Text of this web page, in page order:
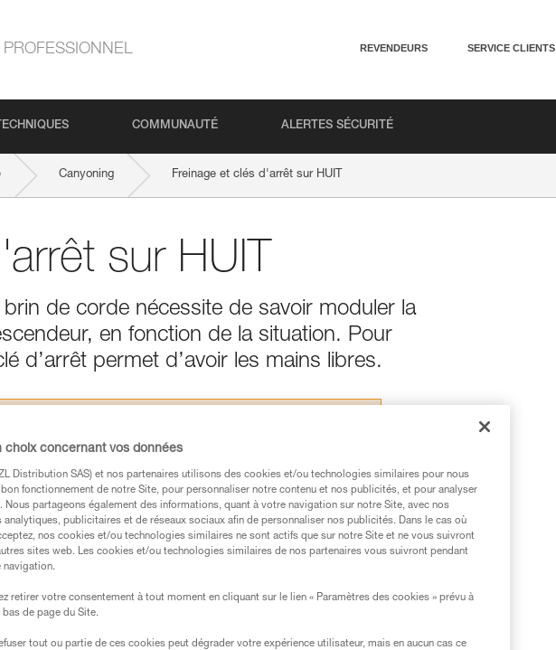
PROFESSIONNEL REVENDEURS SERVICE CLIENTS
COMMUNAUTÉ ALERTES SÉCURITÉ
Canyoning Freinage et clés d'arrêt sur HUIT
sur HUIT
de corde nécessite de savoir moduler la
en fonction de la situation. Pour
d’arrêt permet d’avoir les mains libres.
des produits utilisés dans ce conseil avant de le
de la notice technique pour pouvoir
et un entraînement spécifique. Validez avec
seul, en toute sécurité, avant de la
liées à votre activité. Il peut en exister d’autres que
choix concernant vos données
Distribution SAS) et nos partenaires utilisons des cookies et/ou technologies similaires pour nous
fonctionnement de notre Site, pour personnaliser notre contenu et nos publicités, et pour analyser
Nous partageons également des informations, quant à votre navigation sur notre Site, avec nos
analytiques, publicitaires et de réseaux sociaux afin de personnaliser nos publicités. Dans le cas où
nos cookies et/ou technologies similaires ne sont actifs que sur notre Site et ne vous suivront
sites web. Les cookies et/ou technologies similaires de nos partenaires vous suivront pendant
navigation.
retirer votre consentement à tout moment en cliquant sur le lien « Paramètres des cookies » prévu à
bas de page du Site.
tout ou partie de ces cookies peut dégrader votre expérience utilisateur, mais en aucun cas ce